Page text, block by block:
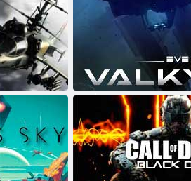
ערעוו: וואַלקיריע